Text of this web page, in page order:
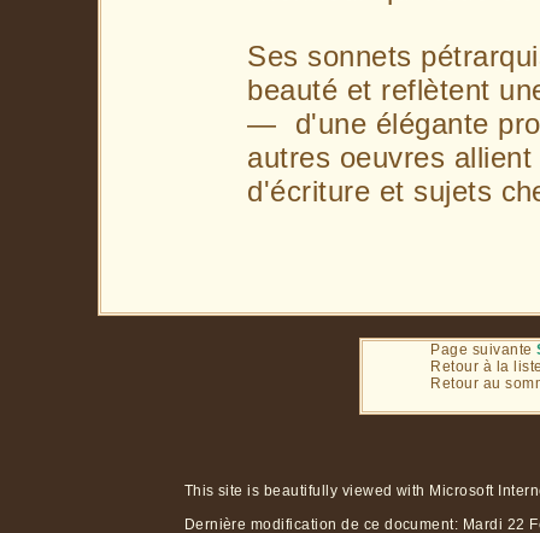
Ses sonnets
beauté et reflètent
— d'une élégante
autres oeuvres
d'écriture et sujets
Page suivante
Retour à la
Retour au
This site is beautifully viewed with Microsoft
Dernière modification de ce document: Mardi 22